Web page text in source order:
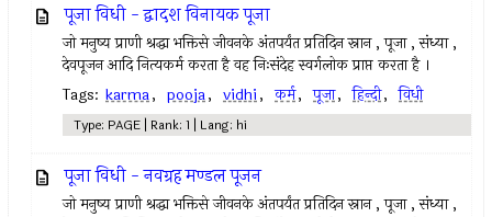
पूजा विधी - द्वादश विनायक पूजा
जो मनुष्य प्राणी श्रद्धा भक्तिसे जीवनके अंतपर्यंत प्रतिदिन स्नान , पूजा , संध्या ,
देवपूजन आदि नित्यकर्म करता है वह निःसंदेह स्वर्गलोक प्राप्त करता है ।
Tags: karma, pooja, vidhi, कर्म, पूजा, हिन्दी, विधी
Type: PAGE | Rank: 1 | Lang: hi
पूजा विधी - नवग्रह मण्डल पूजन
जो मनुष्य प्राणी श्रद्धा भक्तिसे जीवनके अंतपर्यंत प्रतिदिन स्नान , पूजा , संध्या ,